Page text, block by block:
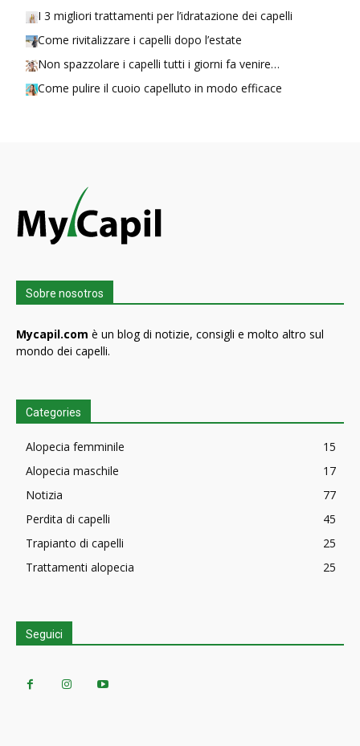
I 3 migliori trattamenti per l’idratazione dei capelli
Come rivitalizzare i capelli dopo l’estate
Non spazzolare i capelli tutti i giorni fa venire…
Come pulire il cuoio capelluto in modo efficace
Sobre nosotros
Mycapil.com è un blog di notizie, consigli e molto altro sul
mondo dei capelli.
Categories
Alopecia femminile
15
Alopecia maschile
17
Notizia
77
Perdita di capelli
45
Trapianto di capelli
25
Trattamenti alopecia
25
Seguici